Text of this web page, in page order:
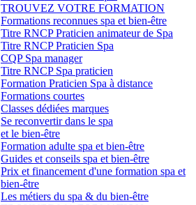
TROUVEZ VOTRE FORMATION
Formations reconnues spa et bien-être
Titre RNCP Praticien animateur de Spa
Titre RNCP Praticien Spa
CQP Spa manager
Titre RNCP Spa praticien
Formation Praticien Spa à distance
Formations courtes
Classes dédiées marques
Se reconvertir dans le spa
et le bien-être
Formation adulte spa et bien-être
Guides et conseils spa et bien-être
Prix et financement d'une formation spa et
bien-être
Les métiers du spa & du bien-être